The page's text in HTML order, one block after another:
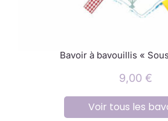
Bavoir à bavouillis «
9,00 €
Voir tous les